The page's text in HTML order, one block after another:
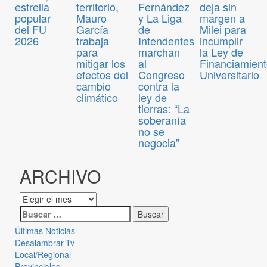
estrella
popular
del FU
2026
territorio,
Mauro
García
trabaja
para
mitigar los
efectos del
cambio
climático
Fernández
y La Liga
de
Intendentes
marchan
al
Congreso
contra la
ley de
tierras: “La
soberanía
no se
negocia”
deja sin
margen a
Milei para
incumplir
la Ley de
Universitario
ARCHIVO
Últimas Noticias
Desalambrar-Tv
Local/Regional